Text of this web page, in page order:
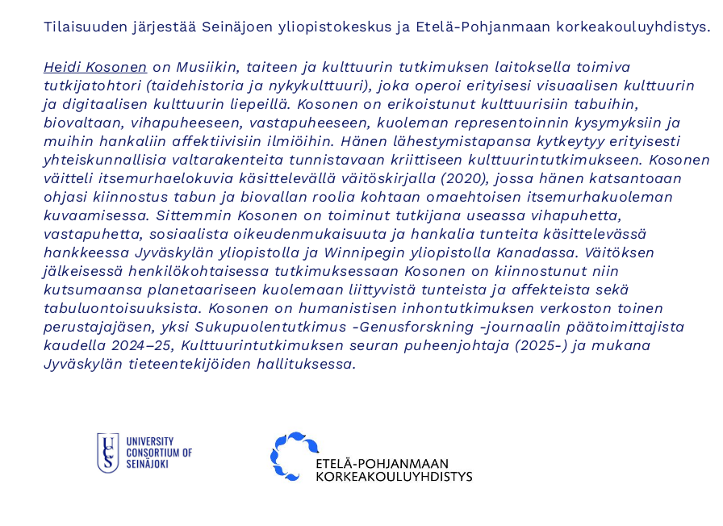
Tilaisuuden järjestää Seinäjoen yliopistokeskus ja Etelä-Pohjanmaan korkeakouluyhdistys.
Heidi Kosonen on Musiikin, taiteen ja kulttuurin tutkimuksen laitoksella toimiva
tutkijatohtori (taidehistoria ja nykykulttuuri), joka operoi erityisesi visuaalisen kulttuurin
ja digitaalisen kulttuurin liepeillä. Kosonen on erikoistunut kulttuurisiin tabuihin,
biovaltaan, vihapuheeseen, vastapuheeseen, kuoleman representoinnin kysymyksiin ja
muihin hankaliin affektiivisiin ilmiöihin. Hänen lähestymistapansa kytkeytyy erityisesti
yhteiskunnallisia valtarakenteita tunnistavaan kriittiseen kulttuurintutkimukseen. Kosonen
väitteli itsemurhaelokuvia käsittelevällä väitöskirjalla (2020), jossa hänen katsantoaan
ohjasi kiinnostus tabun ja biovallan roolia kohtaan omaehtoisen itsemurhakuoleman
kuvaamisessa. Sittemmin Kosonen on toiminut tutkijana useassa vihapuhetta,
vastapuhetta, sosiaalista oikeudenmukaisuuta ja hankalia tunteita käsittelevässä
hankkeessa Jyväskylän yliopistolla ja Winnipegin yliopistolla Kanadassa. Väitöksen
jälkeisessä henkilökohtaisessa tutkimuksessaan Kosonen on kiinnostunut niin
kutsumaansa planetaariseen kuolemaan liittyvistä tunteista ja affekteista sekä
tabuluontoisuuksista. Kosonen on humanistisen inhontutkimuksen verkoston toinen
perustajajäsen, yksi Sukupuolentutkimus -Genusforskning -journaalin päätoimittajista
kaudella 2024–25, Kulttuurintutkimuksen seuran puheenjohtaja (2025-) ja mukana
Jyväskylän tieteentekijöiden hallituksessa.